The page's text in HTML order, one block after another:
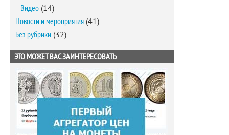
Видео (14)
Новости и мероприятия (41)
Без рубрики (32)
ЭТО МОЖЕТ ВАС ЗАИНТЕРЕСОВАТЬ